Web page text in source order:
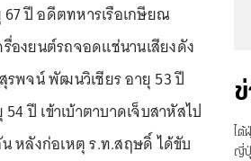
ปี อดีตทหารเรือเกษียณ
องยนต์รถจอดแช่นานเสียงดัง
รพจน์ พัฒนวิเชียร อายุ 53 ปี
ปี เข้าเบ้าตาบาดเจ็บสาหัสไป
หลังก่อเหตุ ร.ท.สฤษดิ์ ได้ขับ
ไต้
ญี่ปุ่